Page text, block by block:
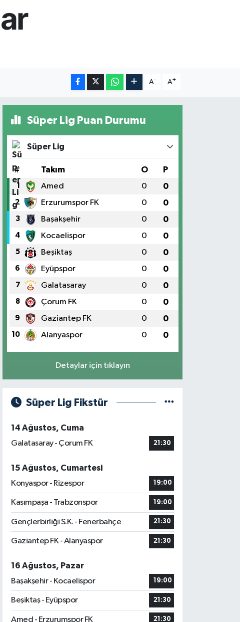
A- A+
Süper Lig Puan Durumu
Süper Lig
# Takım O P
1 Amed 0 0
2 Erzurumspor FK 0 0
3 Başakşehir 0 0
4 Kocaelispor 0 0
5 Beşiktaş 0 0
6 Eyüpspor 0 0
7 Galatasaray 0 0
8 Çorum FK 0 0
9 Gaziantep FK 0 0
10 Alanyaspor 0 0
Detaylar için tıklayın
Süper Lig Fikstür
14 Ağustos, Cuma
Galatasaray - Çorum FK
21:30
15 Ağustos, Cumartesi
Konyaspor - Rizespor
19:00
Kasımpaşa - Trabzonspor 19:00
Gençlerbirliği S.K. - Fenerbahçe 21:30
Gaziantep FK - Alanyaspor 21:30
16 Ağustos, Pazar
Başakşehir - Kocaelispor
19:00
Beşiktaş - Eyüpspor 21:30
Amed - Erzurumspor FK 21:30